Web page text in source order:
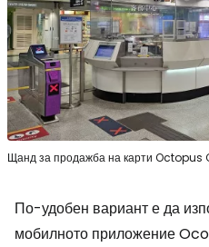
Щанд за продажба на карти Octopus
По-удобен вариант е да
мобилното приложение